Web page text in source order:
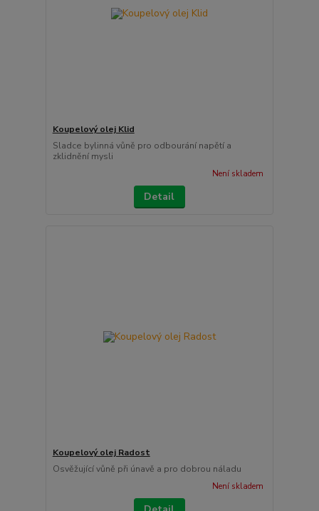
Koupelový olej Klid
Sladce bylinná vůně pro odbourání napětí a
zklidnění mysli
Není skladem
Detail
Koupelový olej Radost
Osvěžující vůně při únavě a pro dobrou náladu
Není skladem